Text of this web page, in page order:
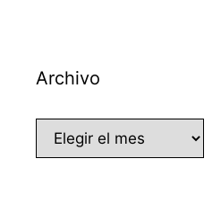
Archivo
Archivo